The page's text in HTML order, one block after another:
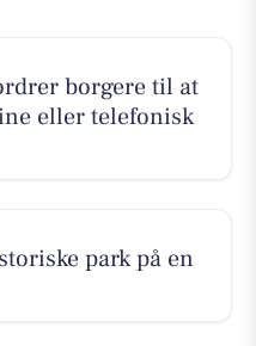
borgere til at
eller telefonisk
park på en